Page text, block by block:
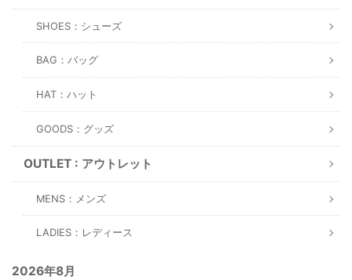
SHOES：シューズ
BAG：バッグ
HAT：ハット
GOODS：グッズ
OUTLET : アウトレット
MENS：メンズ
LADIES：レディース
2026年8月